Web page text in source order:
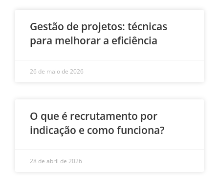
Gestão de projetos: técnicas
para melhorar a eficiência
26 de maio de 2026
O que é recrutamento por
indicação e como funciona?
28 de abril de 2026